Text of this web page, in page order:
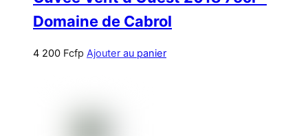
Domaine de Cabrol
4 200 Fcfp Ajouter au panier